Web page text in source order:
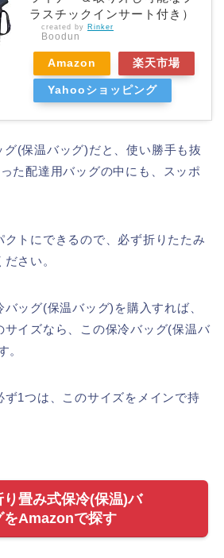
ラスチックインサート付き）
created by Rinker
Boodun
Amazon 楽天市場
Yahooショッピング
(保温バッグ)だと、使い勝手も抜
た配達用バッグの中にも、スッポ
トにできるので、必ず折りたたみ
さい。
ッグ(保温バッグ)を購入すれば、
サイズなら、この保冷バッグ(保温バ
。
1つは、このサイズをメインで持
り畳み式保冷(保温)バ
をAmazonで探す